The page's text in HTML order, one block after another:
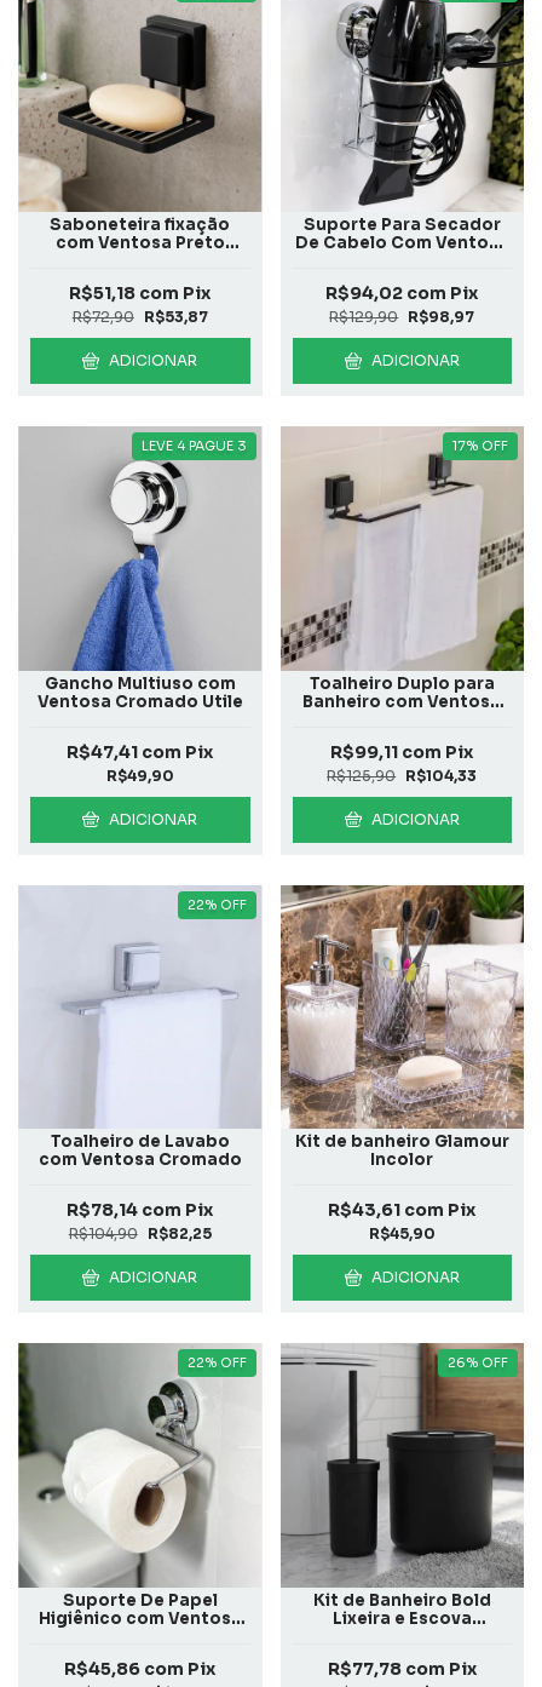
Saboneteira fixação
com Ventosa Preto
R$72,90 R$53,87
R$51,18 com Pix
ADICIONAR
Suporte Para Secador
De Cabelo Com Ventosa
R$129,90 R$98,97
R$94,02 com Pix
ADICIONAR
LEVE 4 PAGUE 3
Gancho Multiuso com
Ventosa Cromado Utile
R$49,90
R$47,41 com Pix
ADICIONAR
17% OFF
Toalheiro Duplo para
Banheiro com Ventosa
R$125,90 R$104,33
R$99,11 com Pix
ADICIONAR
22% OFF
Toalheiro de Lavabo
com Ventosa Cromado
R$104,90 R$82,25
R$78,14 com Pix
ADICIONAR
Kit de banheiro Glamour
Incolor
R$45,90
R$43,61 com Pix
ADICIONAR
22% OFF
Suporte De Papel
Higiênico com Ventosa
R$45,86 com Pix
26% OFF
Kit de Banheiro Bold
Lixeira e Escova
R$77,78 com Pix